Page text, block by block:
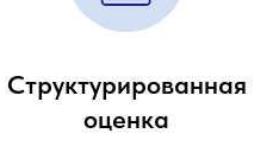
Структурированная
оценка